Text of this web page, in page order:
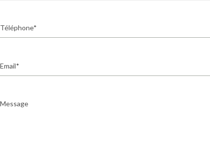
Téléphone
Email
Message